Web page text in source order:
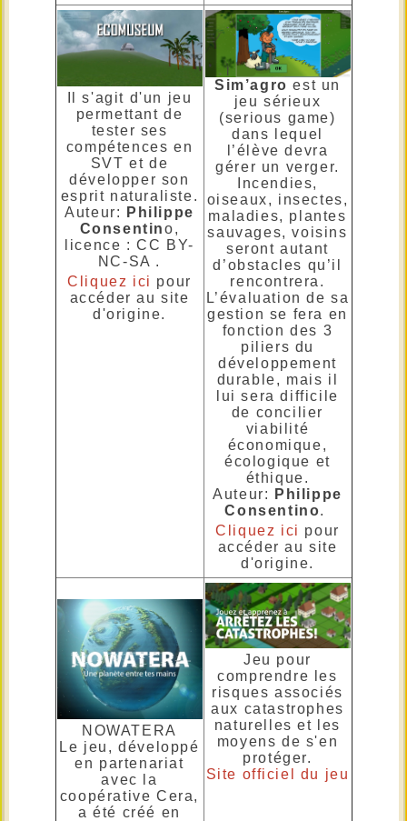
Il s'agit d'un jeu
permettant de
tester ses
compétences en
SVT et de
développer son
esprit naturaliste.
Auteur:
Philippe
Consentino,
licence : CC BY-
NC-SA .
Cliquez ici pour
accéder au site
d'origine.
Sim’agroest un
jeu sérieux
(serious game)
dans lequel
l’élève devra
gérer un verger.
Incendies,
oiseaux, insectes,
maladies, plantes
sauvages, voisins
seront autant
d’obstacles qu’il
rencontrera.
L’évaluation de sa
gestion se fera en
fonction des 3
piliers du
développement
durable, mais il
lui sera difficile
de concilier
viabilité
économique,
écologique et
éthique.
Auteur:
Philippe
Consentino.
Cliquez ici pour
accéder au site
d'origine.
NOWATERA
Le jeu, développé
en partenariat
avec la
coopérative Cera,
a été créé en
Jeu pour
comprendre les
risques associés
aux catastrophes
naturelles et les
moyens de s'en
protéger.
Site officiel du jeu